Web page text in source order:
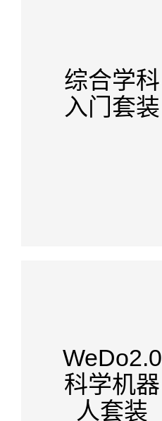
综合学科
入门套装
WeDo2.0
科学机器
人套装